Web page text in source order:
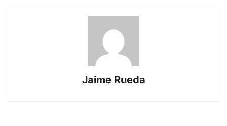
Jaime Rueda